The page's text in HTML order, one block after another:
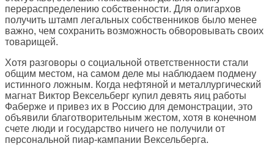
перераспределению собственности. Для олигархов
получить штамп легальных собственников было менее
важно, чем сохранить возможность обворовывать своих
товарищей.
Хотя разговоры о социальной ответственности стали
общим местом, на самом деле мы наблюдаем подмену
истинного ложным. Когда нефтяной и металлургический
магнат Виктор Вексельберг купил девять яиц работы
Фаберже и привез их в Россию для демонстрации, это
объявили благотворительным жестом, хотя в конечном
счете люди и государство ничего не получили от
персональной пиар-кампании Вексельберга.